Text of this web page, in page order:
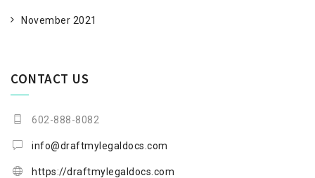
November 2021
CONTACT US
602-888-8082
info@draftmylegaldocs.com
https://draftmylegaldocs.com